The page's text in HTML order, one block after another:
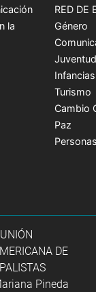
la
RED DE
Género
Juventud
Infancias
Turismo
Cambio
Paz
DE
Pineda